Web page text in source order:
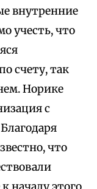
внутренние
учесть, что
счету, так
Норике
с
что